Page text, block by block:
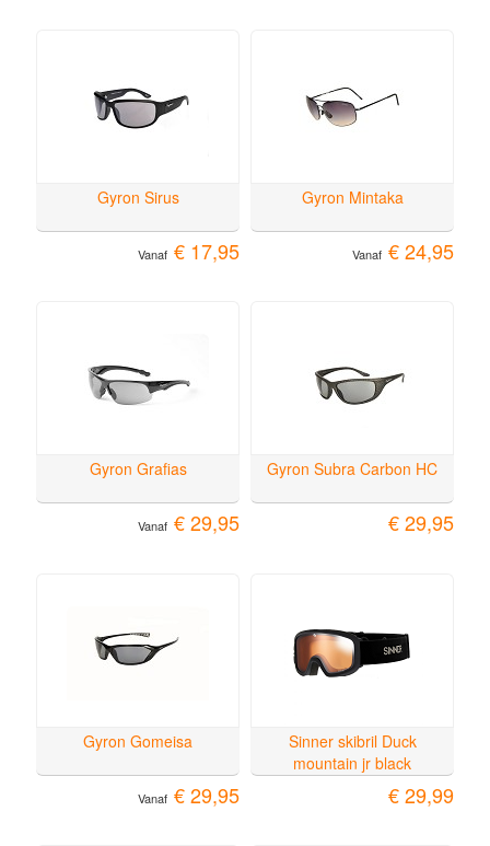
Gyron Sirus
Vanaf € 17,95
Gyron Mintaka
Vanaf € 24,95
Gyron Grafias
Vanaf € 29,95
Gyron Subra Carbon HC
€ 29,95
Gyron Gomeisa
Vanaf € 29,95
Sinner skibril Duck
mountain jr black
€ 29,99